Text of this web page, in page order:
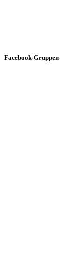
Facebook-Gruppen